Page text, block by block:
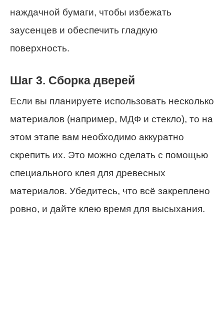
наждачной бумаги, чтобы избежать
заусенцев и обеспечить гладкую
поверхность.
Шаг 3. Сборка дверей
Если вы планируете использовать несколько
материалов (например, МДФ и стекло), то на
этом этапе вам необходимо аккуратно
скрепить их. Это можно сделать с помощью
специального клея для древесных
материалов. Убедитесь, что всё закреплено
ровно, и дайте клею время для высыхания.